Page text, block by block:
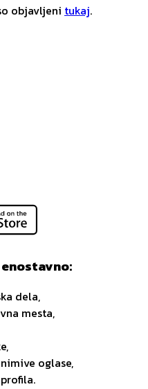
objavljeni tukaj.
dela,
mesta,
oglase,